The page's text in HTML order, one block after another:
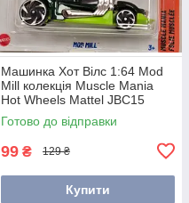
Машинка Хот Вілс 1:64 Mod
Mill колекція Muscle Mania
Hot Wheels Mattel JBC15
Готово до відправки
99 ₴ 129 ₴
Купити